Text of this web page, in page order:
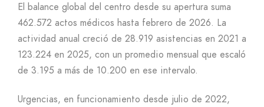
El balance global del centro desde su apertura suma
462.572 actos médicos hasta febrero de 2026. La
actividad anual creció de 28.919 asistencias en 2021 a
123.224 en 2025, con un promedio mensual que escaló
de 3.195 a más de 10.200 en ese intervalo.
Urgencias, en funcionamiento desde julio de 2022,